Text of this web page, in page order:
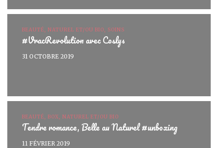
BEAUTÉ, NATUREL ET/OU BIO, SOINS
#VracRevolution avec Coslys
31 OCTOBRE 2019
BEAUTÉ, BOX, NATUREL ET/OU BIO
Tendre romance, Belle au Naturel #unboxing
11 FÉVRIER 2019